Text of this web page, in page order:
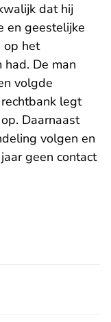
dat hij
en geestelijke
op het
De man
volgde
legt
Daarnaast
volgen en
geen contact
via X -
nieuwsbericht via
dit nieuwsbericht
dit